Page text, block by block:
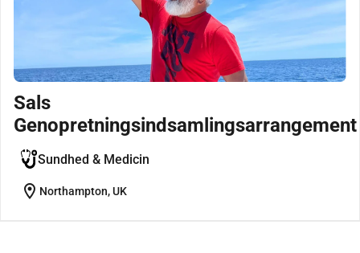
Sals
Genopretningsindsamlingsarrangement
Sundhed & Medicin
location_on Northampton, UK